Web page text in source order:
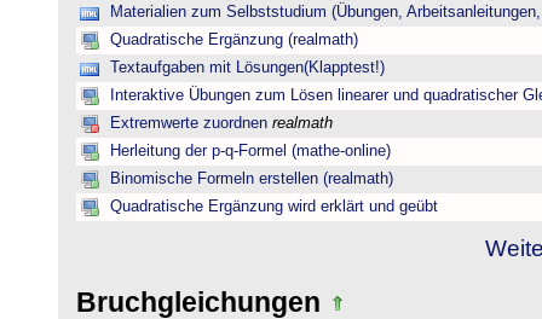
Materialien zum Selbststudium (Übungen,
Quadratische Ergänzung (realmath)
Textaufgaben mit Lösungen(Klapptest!)
Interaktive Übungen zum Lösen linearer und quadratischer
Extremwerte zuordnen realmath
Herleitung der p-q-Formel (mathe-online)
Binomische Formeln erstellen (realmath)
Quadratische Ergänzung wird erklärt und geübt
Bruchgleichungen